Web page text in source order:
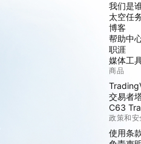
我们是
太空任
博客
帮助中
职涯
媒体工
商品
交易者
C63
政策和安
使用条